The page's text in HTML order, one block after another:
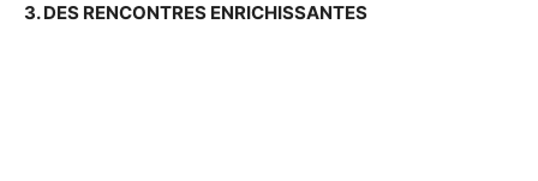
3. DES RENCONTRES ENRICHISSANTES